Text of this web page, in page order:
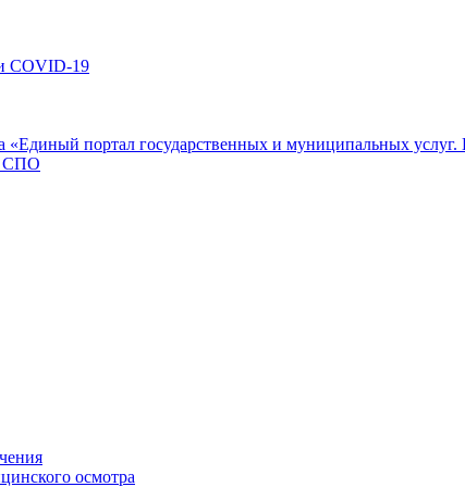
COVID-19
«Единый портал государственных и муниципальных услуг.
СПО
осмотра